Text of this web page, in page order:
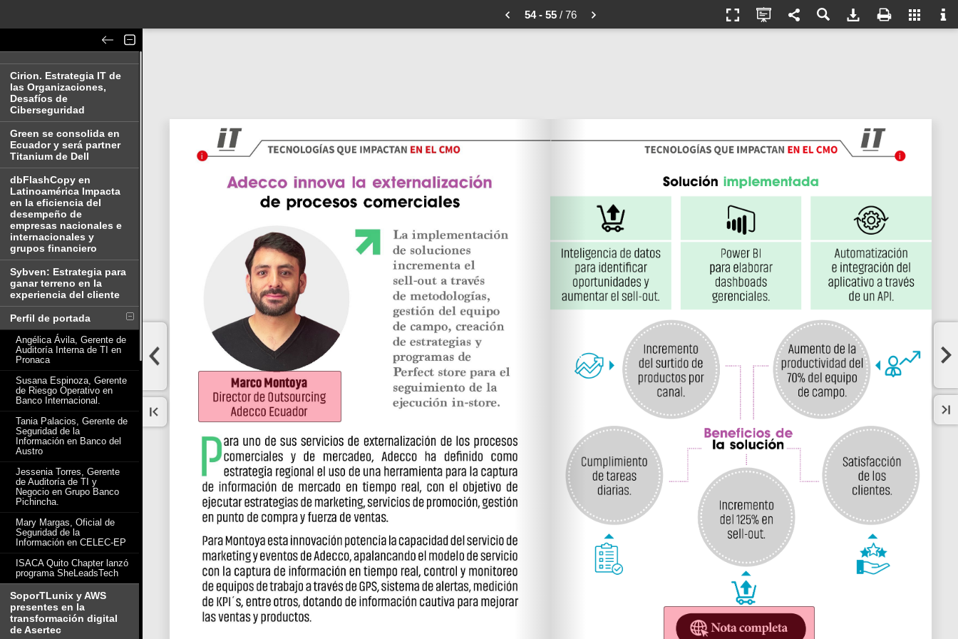
54 - 55/ 76
Cirion. Estrategia IT de
las Organizaciones,
Desafíos de
Ciberseguridad
Green se consolida en
Ecuador y será partner
Titanium de Dell
dbFlashCopy en
Latinoamérica Impacta
en la eficiencia del
desempeño de
empresas nacionales e
internacionales y
grupos financiero
Sybven: Estrategia para
ganar terreno en la
experiencia del cliente
Perfil de portada
Angélica Ávila, Gerente de
Auditoría Interna de TI en
Pronaca
Susana Espinoza, Gerente
de Riesgo Operativo en
Banco Internacional.
Tania Palacios, Gerente de
Seguridad de la
Información en Banco del
Austro
Jessenia Torres, Gerente
de Auditoría de TI y
Negocio en Grupo Banco
Pichincha.
Mary Margas, Oficial de
Seguridad de la
Información en CELEC-EP
ISACA Quito Chapter lanzó
programa SheLeadsTech
SoporTLunix y AWS
presentes en la
transformación digital
de Asertec